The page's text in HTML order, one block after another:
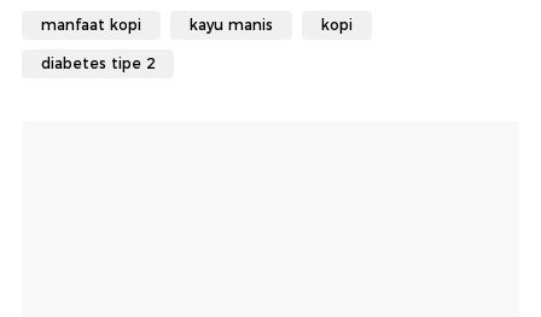
manfaat kopi kayu manis kopi
diabetes tipe 2